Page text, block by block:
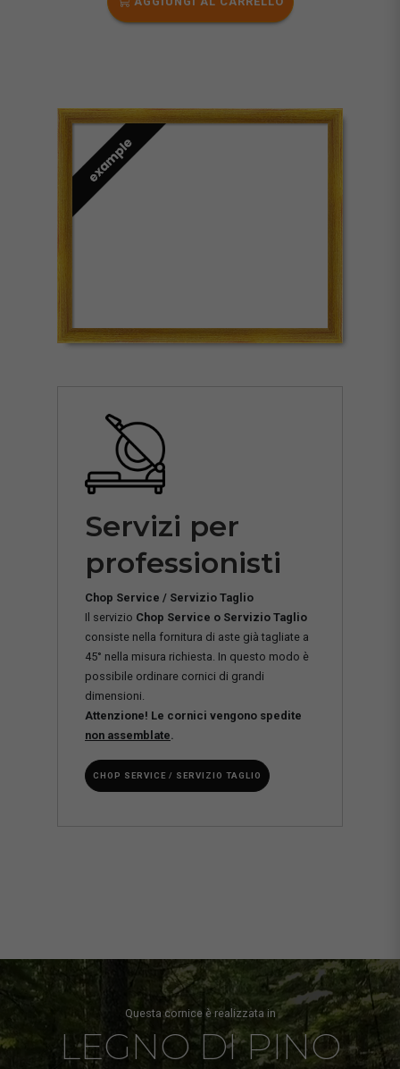
Servizi per
professionisti
Chop Service / Servizio Taglio
Il servizio Chop Service o Servizio Taglio
consiste nella fornitura di aste già tagliate a
45° nella misura richiesta. In questo modo è
possibile ordinare cornici di grandi
dimensioni.
Attenzione! Le cornici vengono spedite
non assemblate
CHOP SERVICE / SERVIZIO TAGLIO
Questa cornice è realizzata in
LEGNO DI PINO